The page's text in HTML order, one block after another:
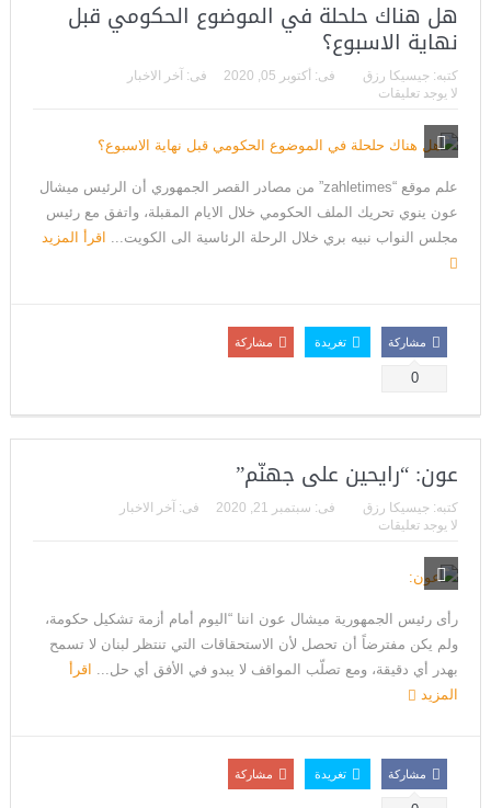
هل هناك حلحلة في الموضوع الحكومي قبل
نهاية الاسبوع؟
كتبه: جيسيكا رزق فى: أكتوبر 05, 2020 فى: آخر الاخبار
لا يوجد تعليقات
علم موقع “zahletimes” من مصادر القصر الجمهوري أن الرئيس ميشال
عون ينوي تحريك الملف الحكومي خلال الايام المقبلة، واتفق مع رئيس
مجلس النواب نبيه بري خلال الرحلة الرئاسية الى الكويت... اقرأ المزيد
مشاركة
0
تغريدة مشاركة
عون: “رايحين على جهنّم”
كتبه: جيسيكا رزق فى: سبتمبر 21, 2020 فى: آخر الاخبار
لا يوجد تعليقات
رأى رئيس الجمهورية ميشال عون اننا “اليوم أمام أزمة تشكيل حكومة،
ولم يكن مفترضاً أن تحصل لأن الاستحقاقات التي تنتظر لبنان لا تسمح
بهدر أي دقيقة، ومع تصلّب المواقف لا يبدو في الأفق أي حل...
اقرأ
المزيد
مشاركة تغريدة مشاركة